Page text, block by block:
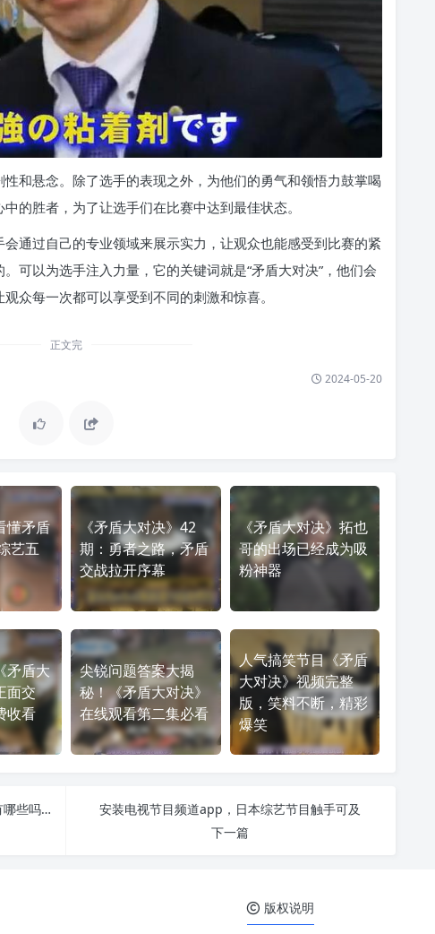
和悬念。除了选手的表现之外，为他们的勇气和领悟力鼓掌喝
的胜者，为了让选手们在比赛中达到最佳状态。
通过自己的专业领域来展示实力，让观众也能感受到比赛的紧
可以为选手注入力量，它的关键词就是“矛盾大对决”，他们会
众每一次都可以享受到不同的刺激和惊喜。
正文完
2024-05-20
懂矛盾
艺五
《矛盾大对决》42
期：勇者之路，矛盾
交战拉开序幕
《矛盾大对决》拓也
哥的出场已经成为吸
粉神器
矛盾大
面交
收看
尖锐问题答案大揭
秘！《矛盾大对决》
在线观看第二集必看
人气搞笑节目《矛盾
大对决》视频完整
版，笑料不断，精彩
爆笑
日本减肥综艺大曝光，你知道它们的名字都有哪些吗？
安装电视节目频道app，日本综艺节目触手可及
下一篇
版权说明